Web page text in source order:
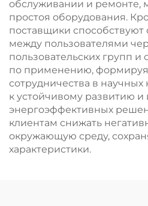
обслуживании и ремонте,
простоя оборудования.
поставщики
между пользователями
пользовательских групп и
по применению,
сотрудничества в научных
к устойчивому развитию
энергоэффективных
клиентам снижать
окружающую среду,
характеристики.